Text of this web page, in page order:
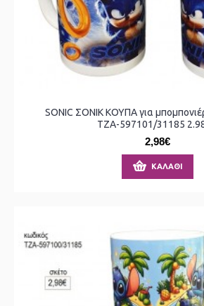
SONIC ΣΟΝΙΚ ΚΟΥΠΑ για
ΤΖΑ-597101/31185
2,98€
ΚΑΛΆΘΙ